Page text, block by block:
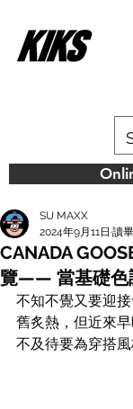
CANADA
覽—— 當基礎色
SU MAXX
2024年9月11日 讀
不知不覺又要迎
舊炙熱，但近來
不及待要為穿搭風